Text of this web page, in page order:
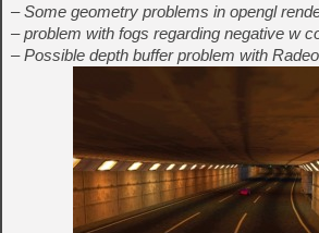
– Some geometry problems in opengl
– problem with fogs regarding negative w
– Possible depth buffer problem with